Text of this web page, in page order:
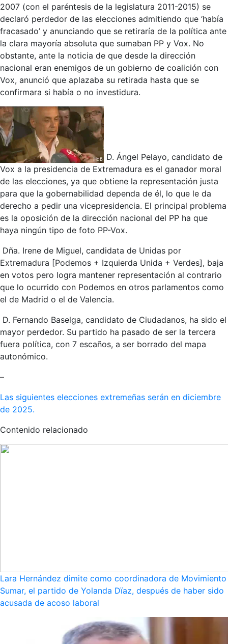
2007 (con el paréntesis de la legislatura 2011-2015) se
declaró perdedor de las elecciones admitiendo que ‘había
fracasado’ y anunciando que se retiraría de la política ante
la clara mayoría absoluta que sumaban PP y Vox. No
obstante, ante la noticia de que desde la dirección
nacional eran enemigos de un gobierno de coalición con
Vox, anunció que aplazaba su retirada hasta que se
confirmara si había o no investidura.
D. Ángel Pelayo, candidato de
Vox a la presidencia de Extremadura es el ganador moral
de las elecciones, ya que obtiene la representación justa
para que la gobernabilidad dependa de él, lo que le da
derecho a pedir una vicepresidencia. El principal problema
es la oposición de la dirección nacional del PP ha que
haya ningún tipo de foto PP-Vox.
Dña. Irene de Miguel, candidata de Unidas por
Extremadura [Podemos + Izquierda Unida + Verdes], baja
en votos pero logra mantener representación al contrario
que lo ocurrido con Podemos en otros parlamentos como
el de Madrid o el de Valencia.
D. Fernando Baselga, candidato de Ciudadanos, ha sido el
mayor perdedor. Su partido ha pasado de ser la tercera
fuera política, con 7 escaños, a ser borrado del mapa
autonómico.
–
Las siguientes elecciones extremeñas serán en diciembre
de 2025.
Contenido relacionado
Lara Hernández dimite como coordinadora de Movimiento
Sumar, el partido de Yolanda Dïaz, después de haber sido
acusada de acoso laboral